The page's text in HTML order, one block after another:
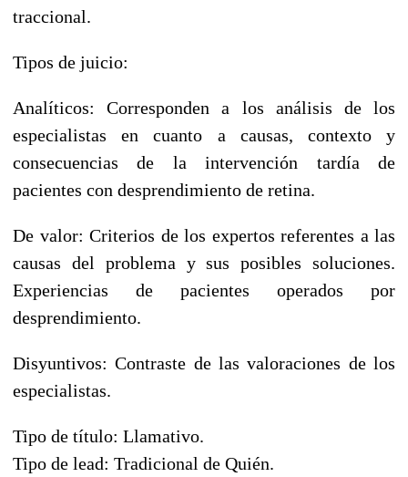
traccional.
Tipos de juicio:
Analíticos: Corresponden a los análisis de los
especialistas en cuanto a causas, contexto y
consecuencias de la intervención tardía de
pacientes con desprendimiento de retina.
De valor: Criterios de los expertos referentes a las
causas del problema y sus posibles soluciones.
Experiencias de pacientes operados por
desprendimiento.
Disyuntivos: Contraste de las valoraciones de los
especialistas.
Tipo de título: Llamativo.
Tipo de lead: Tradicional de Quién.